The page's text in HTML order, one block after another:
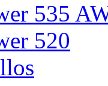
535
520